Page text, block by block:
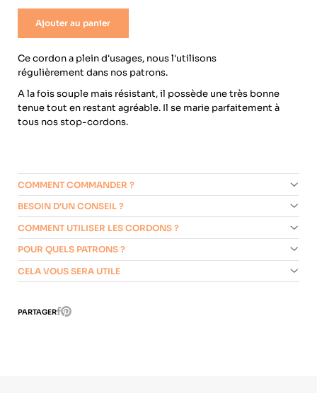
Ajouter au panier
Ce cordon a plein d'usages, nous l'utilisons
régulièrement dans nos patrons.
A la fois souple mais résistant, il possède une très bonne
tenue tout en restant agréable. Il se marie parfaitement à
tous nos stop-cordons.
COMMENT COMMANDER ?
BESOIN D'UN CONSEIL ?
COMMENT UTILISER LES CORDONS ?
POUR QUELS PATRONS ?
CELA VOUS SERA UTILE
PARTAGERFacebook
Pinterest